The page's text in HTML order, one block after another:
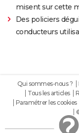
misent sur cette
Des policiers
conducteurs
Qui sommes-nous ?
Tous les articles
Paramétrer les cookies